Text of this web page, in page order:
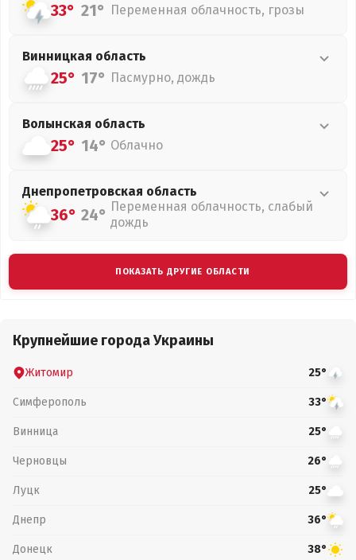
33° 21° Переменная облачность, грозы
Винницкая область
25° 17° Пасмурно, дождь
Волынская область
25° 14° Облачно
Днепропетровская область
36° 24° Переменная облачность, слабый
дождь
ПОКАЗАТЬ ДРУГИЕ ОБЛАСТИ
Крупнейшие города Украины
Житомир 25°
Симферополь 33°
Винница 25°
Черновцы 26°
Луцк 25°
Днепр 36°
Донецк 38°